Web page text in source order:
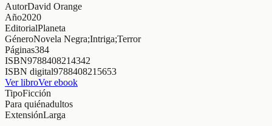
AutorDavid Orange
Año2020
EditorialPlaneta
GéneroNovela Negra;Intriga;Terror
Páginas384
ISBN9788408214342
ISBN digital9788408215653
Ver libroVer ebook
TipoFicción
Para quiénadultos
ExtensiónLarga